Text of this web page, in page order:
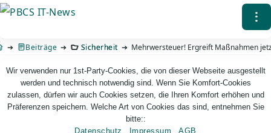
Direkt
Inhalt
⁝
Beiträge Sicherheit Mehrwersteuer! Ergreift Maßnahmen
Wir verwenden nur 1st-Party-Cookies, die von dieser Webseite ausgestellt
werden und technisch notwendig sind. Wenn Sie Komfort-Cookies
zulassen, dürfen wir auch Cookies setzen, die Ihren Komfort erhöhen und
Präferenzen speichern. Welche Art von Cookies das sind, entnehmen Sie
bitte::
Datenschutz
Impressum AGB